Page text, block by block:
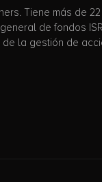
Tiene más de
de fondos
la gestión de